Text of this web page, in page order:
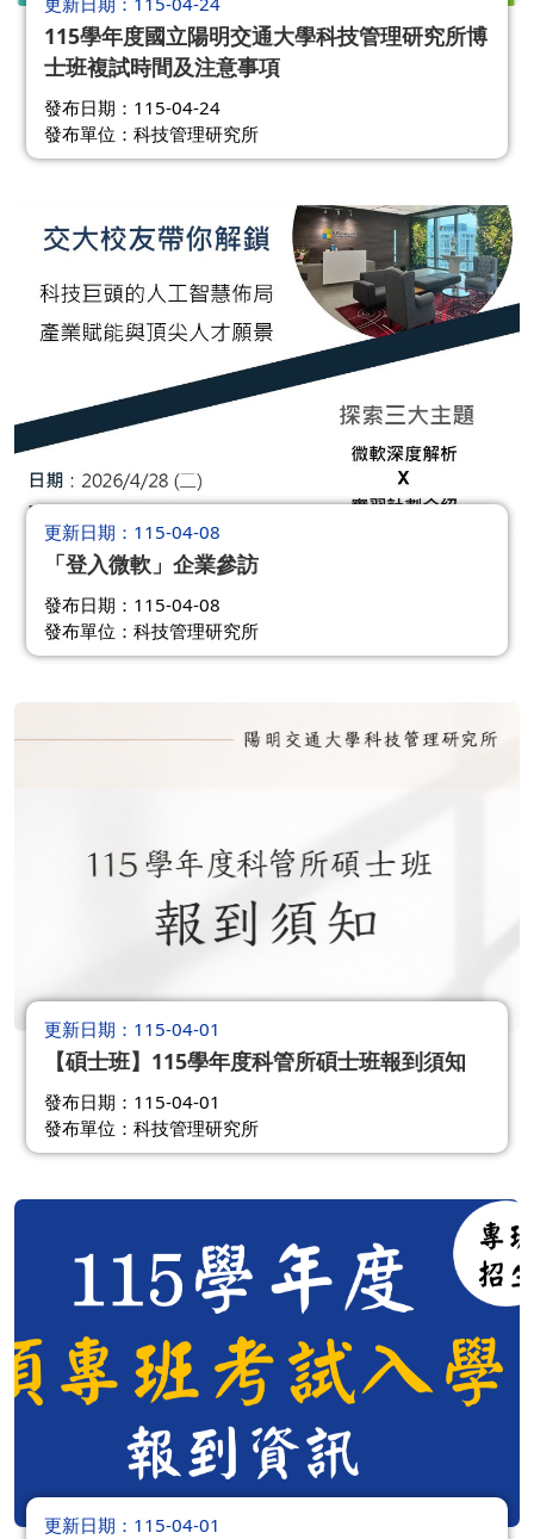
115學年度國立陽明交通大學科技管理研究所博
士班複試時間及注意事項
發布日期：115-04-24
發布單位：科技管理研究所
更新日期 115-04-08
「登入微軟」企業參訪
發布日期：115-04-08
發布單位：科技管理研究所
更新日期 115-04-01
【碩士班】115學年度科管所碩士班報到須知
發布日期：115-04-01
發布單位：科技管理研究所
更新日期 115-04-01